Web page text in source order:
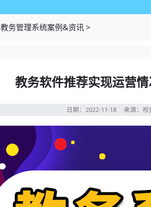
教务管理系统案例&资讯>
教务软件推荐实现运营
日期：2022-11-18来源：